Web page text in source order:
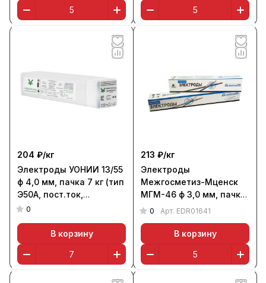
204 ₽/кг
Электроды УОНИИ 13/55
ф 4,0 мм, пачка 7 кг (тип
Э50А, пост.ток,
основной), Сычевск
0
В корзину
213 ₽/кг
Электроды
Межгосметиз-Мценск
МГМ-46 ф 3,0 мм, пачка
5,0 кг
0 Арт. EDR01641
В корзину